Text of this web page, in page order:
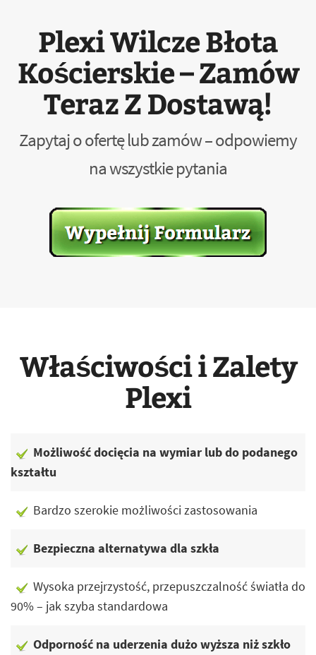
Plexi Wilcze Błota
Kościerskie – Zamów
Teraz Z Dostawą!
Zapytaj o ofertę lub zamów – odpowiemy
na wszystkie pytania
Właściwości i Zalety
Plexi
Możliwość docięcia na wymiar lub do podanego
kształtu
Bardzo szerokie możliwości zastosowania
Bezpieczna alternatywa dla szkła
Wysoka przejrzystość, przepuszczalność światła do
90% – jak szyba standardowa
Odporność na uderzenia dużo wyższa niż szkło